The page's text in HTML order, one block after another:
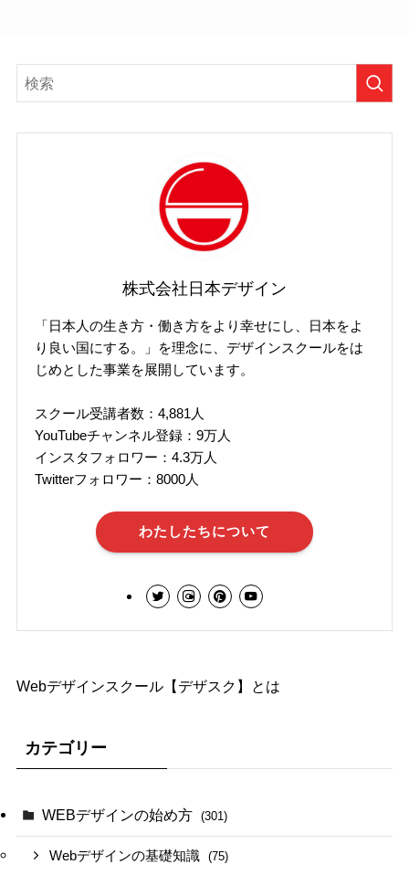
株式会社日本デザイン
「日本人の生き方・働き方をより幸せにし、日本をよ
り良い国にする。」を理念に、デザインスクールをは
じめとした事業を展開しています。
スクール受講者数：4,881人
YouTubeチャンネル登録：9万人
インスタフォロワー：4.3万人
Twitterフォロワー：8000人
わたしたちについて
Webデザインスクール【デザスク】とは
カテゴリー
WEBデザインの始め方 (301)
Webデザインの基礎知識 (75)